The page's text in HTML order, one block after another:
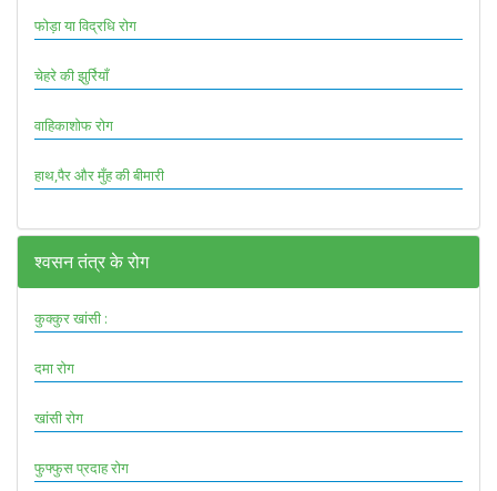
फोड़ा या विद्रधि रोग
चेहरे की झुर्रियाँ
वाहिकाशोफ रोग
हाथ,पैर और मुँह की बीमारी
श्वसन तंत्र के रोग
कुक्कुर खांसी :
दमा रोग
खांसी रोग
फुफ्फुस प्रदाह रोग